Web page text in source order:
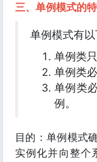
三、单例模式的
单例模式有以
单例类
单例类
单例类
例。
目的：单例模式
实例化并向整个